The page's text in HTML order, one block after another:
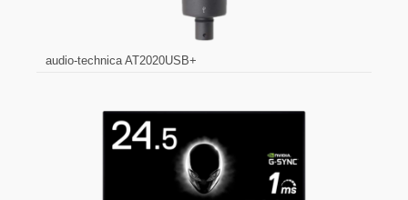
audio-technica AT2020USB+